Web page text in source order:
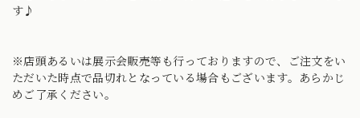
す♪
※店頭あるいは展示会販売等も行っておりますので、ご注文をい
ただいた時点で品切れとなっている場合もございます。あらかじ
めご了承ください。